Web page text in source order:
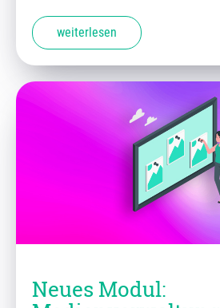
weiterlesen
Neues Modul: